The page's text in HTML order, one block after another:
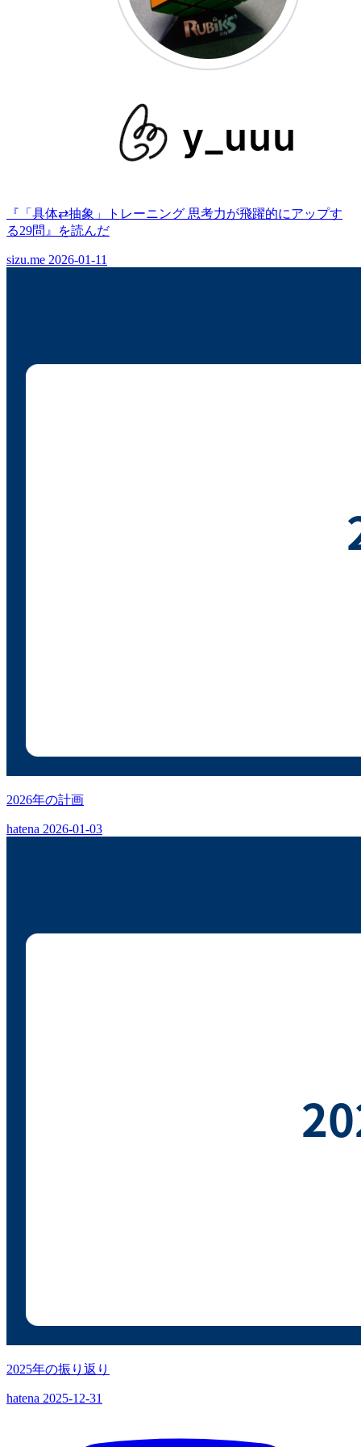
『「具体⇄抽象」トレーニング 思考力が飛躍的にアップす
る29問』を読んだ
sizu.me 2026-01-11
2026年の計画
hatena 2026-01-03
2025年の振り返り
hatena 2025-12-31